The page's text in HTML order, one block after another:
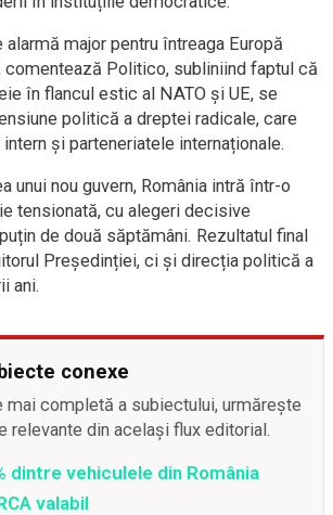
alarmă major pentru întreaga Europă
comentează Politico, subliniind faptul că
în flancul estic al NATO și UE, se
politică a dreptei radicale, care
și parteneriatele internaționale.
unui nou guvern, România intră într-o
tensionată, cu alegeri decisive
de două săptămâni. Rezultatul final
Președinției, ci și direcția politică a
ani.
conexe
mai completă a subiectului, urmărește
relevante din același flux editorial.
dintre vehiculele din România
valabil